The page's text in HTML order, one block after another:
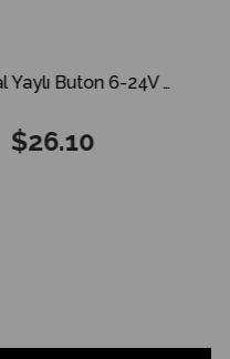
30mm Ledli Metal Yaylı Buton 6-24V DC 2NO+2NC IP67
$26.10